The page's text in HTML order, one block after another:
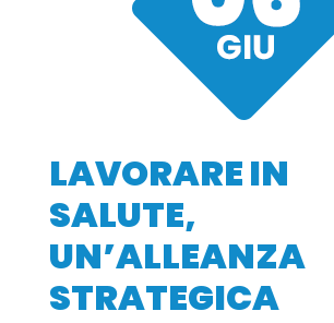
LAVORARE IN
SALUTE,
UN’ALLEANZA
STRATEGICA